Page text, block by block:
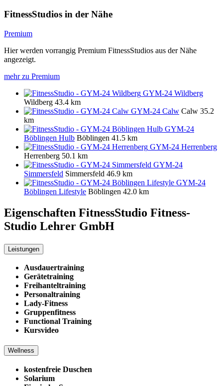
FitnessStudios in der Nähe
Premium
Hier werden vorrangig Premium FitnessStudios aus der Nähe
angezeigt.
mehr zu Premium
GYM-24 Wildberg
Wildberg 43.4 km
GYM-24 Calw Calw 35.2
km
GYM-24
Böblingen Hulb Böblingen 41.5 km
GYM-24 Herrenberg
Herrenberg 50.1 km
GYM-24
Simmersfeld Simmersfeld 46.9 km
GYM-24
Böblingen Lifestyle Böblingen 42.0 km
Eigenschaften FitnessStudio Fitness-
Studio Lehrer GmbH
Leistungen
Ausdauertraining
Gerätetraining
Freihanteltraining
Personaltraining
Lady-Fitness
Gruppenfitness
Functional Training
Kursvideo
Wellness
kostenfreie Duschen
Solarium